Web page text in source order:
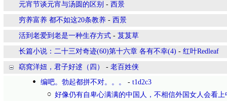
元宵节谈元宵与汤圆的区别 - 西景
穷养富养 都不如这20条教养 - 西景
活到老爱到老是一种生存方式 - 芨芨草
长篇小说：二十三对奇迹(60)第十六章 各有不幸(4) - 红叶Redleaf
窈窕洋妞，君子好逑（四） - 老百姓侠
编吧。勃起都拼不对。。。
- t1d2c3
好像仍有自卑心满满的中国人，不相信外国女人会看